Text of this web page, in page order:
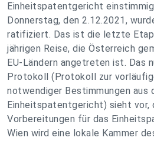
Einheitspatentgericht
Donnerstag, den 2.12.2021,
ratifiziert. Das ist die letzte
jährigen Reise, die Österreich
EU-Ländern angetreten ist. Das
Protokoll (Protokoll zur
notwendiger Bestimmungen aus
Einheitspatentgericht) sieht vor,
Vorbereitungen für das
Wien wird eine lokale Kammer